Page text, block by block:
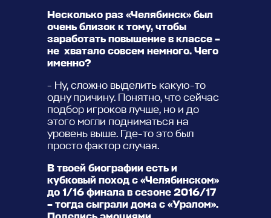
Несколько раз «Челябинск» был
очень близок к тому, чтобы
заработать повышение в классе –
не хватало совсем немного. Чего
именно?
- Ну, сложно выделить какую-то
одну причину. Понятно, что сейчас
подбор игроков лучше, но и до
этого могли подниматься на
уровень выше. Где-то это был
просто фактор случая.
В твоей биографии есть и
кубковый поход с «Челябинском»
до 1/16 финала в сезоне 2016/17
– тогда сыграли дома с «Уралом».